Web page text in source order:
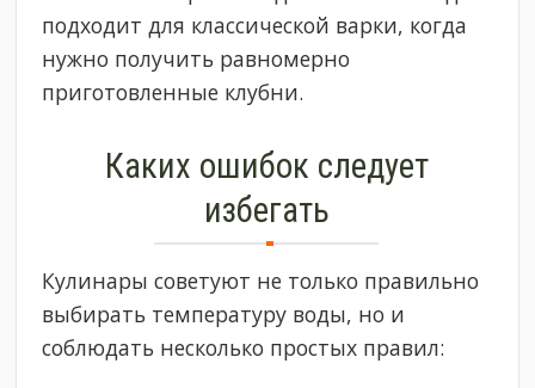
подходит для классической варки, когда
нужно получить равномерно
приготовленные клубни.
Каких ошибок следует
избегать
Кулинары советуют не только правильно
выбирать температуру воды, но и
соблюдать несколько простых правил: